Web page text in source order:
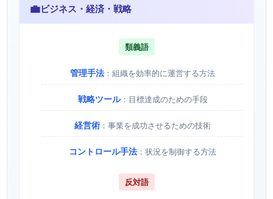
💼ビジネス・経済・戦略
類義語
管理手法 ：組織を効率的に運営する方法
戦略ツール：目標達成のための手段
経営術 ：事業を成功させるための技術
コントロール手法 ：状況を制御する方法
反対語